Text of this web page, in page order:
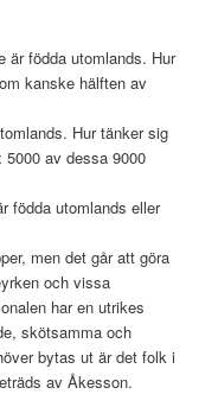
är födda utomlands. Hur
kanske hälften av
Hur tänker sig
av dessa 9000
födda utomlands eller
men det går att göra
och vissa
har en utrikes
skötsamma och
bytas ut är det folk i
av Åkesson.